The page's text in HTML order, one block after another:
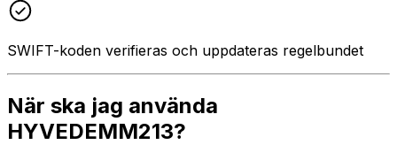
SWIFT-koden verifieras och uppdateras regelbundet
När ska jag använda
HYVEDEMM213?